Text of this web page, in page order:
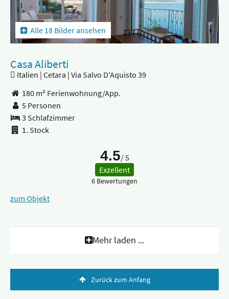
Alle 18 Bilder ansehen
Casa Aliberti
Italien | Cetara | Via Salvo D'Aquisto 39
180 m² Ferienwohnung/App.
5 Personen
3 Schlafzimmer
1. Stock
4.5/ 5
Exzellent
6 Bewertungen
zum Objekt
Mehr laden ...
Zurück zum Anfang